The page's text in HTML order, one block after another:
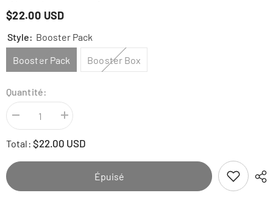
$22.00 USD
Style: Booster Pack
Booster Pack
Booster Box
Quantité:
Diminuer
la
quantité
pour
the
of
Augmenter
pour
Gathering:
of
Total: $22.00 USD
Épuisé